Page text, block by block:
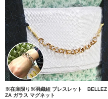
※在庫限り※羽織紐 ブレスレット BELLEZ
ZA ガラス マグネット